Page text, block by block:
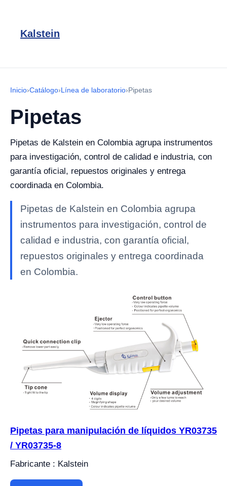
Kalstein
Inicio›Catálogo›Línea de laboratorio›Pipetas
Pipetas
Pipetas de Kalstein en Colombia agrupa instrumentos
para investigación, control de calidad e industria, con
garantía oficial, repuestos originales y entrega
coordinada en Colombia.
Pipetas de Kalstein en Colombia agrupa
instrumentos para investigación, control de
calidad e industria, con garantía oficial,
repuestos originales y entrega coordinada
en Colombia.
Pipetas para manipulación de líquidos YR03735
/ YR03735-8
Fabricante : Kalstein